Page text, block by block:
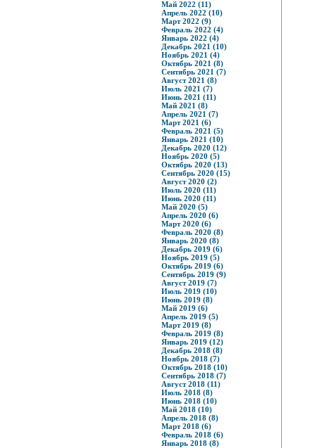
Май 2022 (11)
Апрель 2022 (10)
Март 2022 (9)
Февраль 2022 (4)
Январь 2022 (4)
Декабрь 2021 (10)
Ноябрь 2021 (4)
Октябрь 2021 (8)
Сентябрь 2021 (7)
Август 2021 (8)
Июль 2021 (7)
Июнь 2021 (11)
Май 2021 (8)
Апрель 2021 (7)
Март 2021 (6)
Февраль 2021 (5)
Январь 2021 (10)
Декабрь 2020 (12)
Ноябрь 2020 (5)
Октябрь 2020 (13)
Сентябрь 2020 (15)
Август 2020 (2)
Июль 2020 (11)
Июнь 2020 (11)
Май 2020 (5)
Апрель 2020 (6)
Март 2020 (6)
Февраль 2020 (8)
Январь 2020 (8)
Декабрь 2019 (6)
Ноябрь 2019 (5)
Октябрь 2019 (6)
Сентябрь 2019 (9)
Август 2019 (7)
Июль 2019 (10)
Июнь 2019 (8)
Май 2019 (6)
Апрель 2019 (5)
Март 2019 (8)
Февраль 2019 (8)
Январь 2019 (12)
Декабрь 2018 (8)
Ноябрь 2018 (7)
Октябрь 2018 (10)
Сентябрь 2018 (7)
Август 2018 (11)
Июль 2018 (8)
Июнь 2018 (10)
Май 2018 (10)
Апрель 2018 (8)
Март 2018 (6)
Февраль 2018 (6)
Январь 2018 (8)